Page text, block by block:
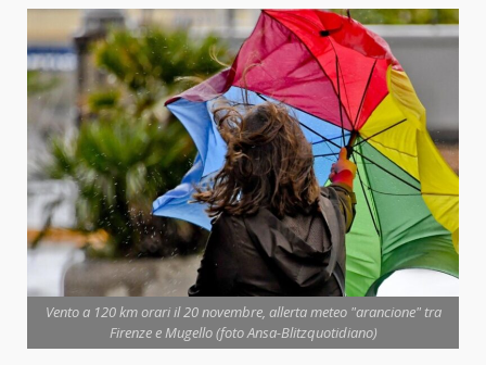
Vento a 120 km orari il 20 novembre, allerta meteo "arancione" tra
Firenze e Mugello (foto Ansa-Blitzquotidiano)